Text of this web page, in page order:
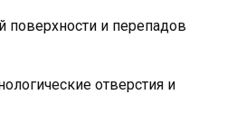
поверхности и перепадов
отверстия и